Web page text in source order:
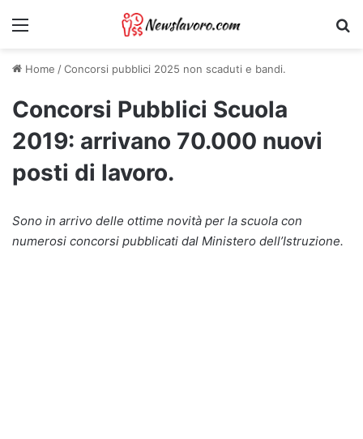
Menu
Home /Concorsi pubblici 2025 non scaduti e bandi.
Concorsi Pubblici Scuola
2019: arrivano 70.000 nuovi
posti di lavoro.
Sono in arrivo delle ottime novità per la scuola con
numerosi concorsi pubblicati dal Ministero dell’Istruzione.